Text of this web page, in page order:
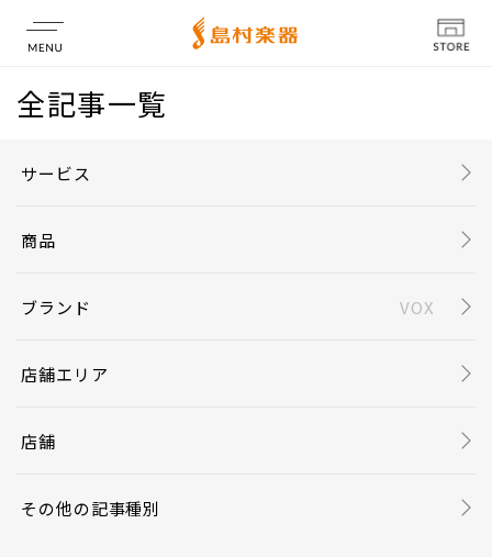
店舗情報
全記事一覧
サービス
商品
ブランド VOX
店舗エリア
店舗
その他の記事種別